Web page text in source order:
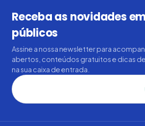
Receba as novidades
públicos
Assine a nossa newsletter para
abertos, conteúdos gratuitos e dicas
na sua caixa de entrada.